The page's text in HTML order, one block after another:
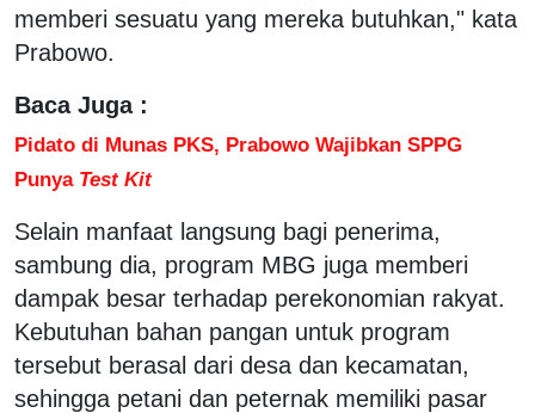
memberi sesuatu yang mereka butuhkan," kata
Prabowo.
Baca Juga :
Pidato di Munas PKS, Prabowo Wajibkan SPPG
Punya Test Kit
Selain manfaat langsung bagi penerima,
sambung dia, program MBG juga memberi
dampak besar terhadap perekonomian rakyat.
Kebutuhan bahan pangan untuk program
tersebut berasal dari desa dan kecamatan,
sehingga petani dan peternak memiliki pasar